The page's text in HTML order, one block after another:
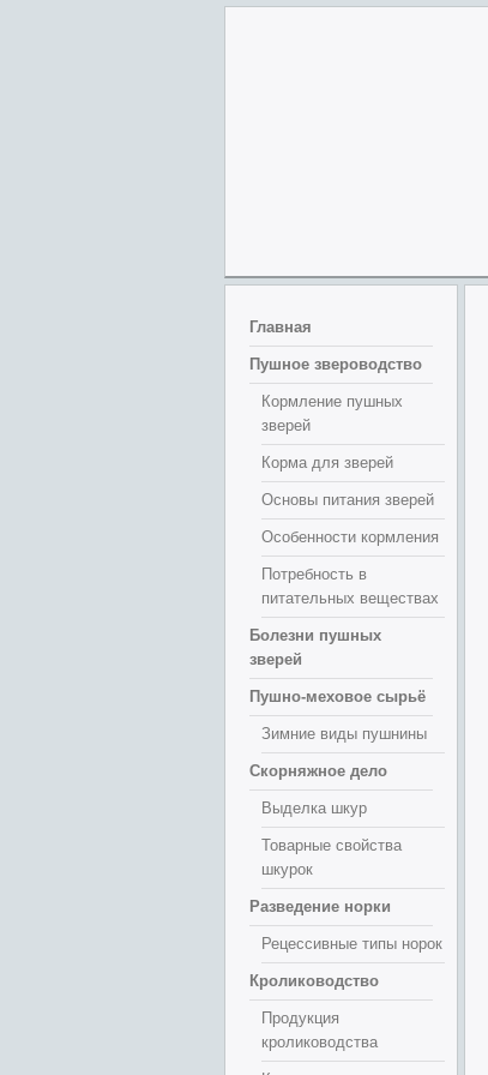
Главная
Пушное звероводство
Кормление пушных
зверей
Корма для зверей
Основы питания зверей
Особенности кормления
Потребность в
питательных веществах
Болезни пушных
зверей
Пушно-меховое сырьё
Зимние виды пушнины
Скорняжное дело
Выделка шкур
Товарные свойства
шкурок
Разведение норки
Рецессивные типы норок
Кролиководство
Продукция
кролиководства